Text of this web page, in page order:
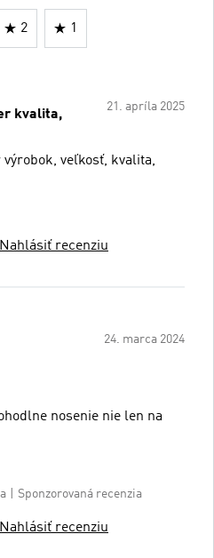
2 1
21. apríla 2025
kvalita,
veľkosť, kvalita,
Nahlásiť recenziu
24. marca 2024
nosenie nie len na
Sponzorovaná recenzia
Nahlásiť recenziu